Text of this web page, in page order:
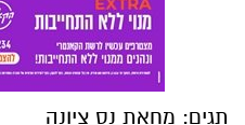
תגים: מחאת נס ציונה